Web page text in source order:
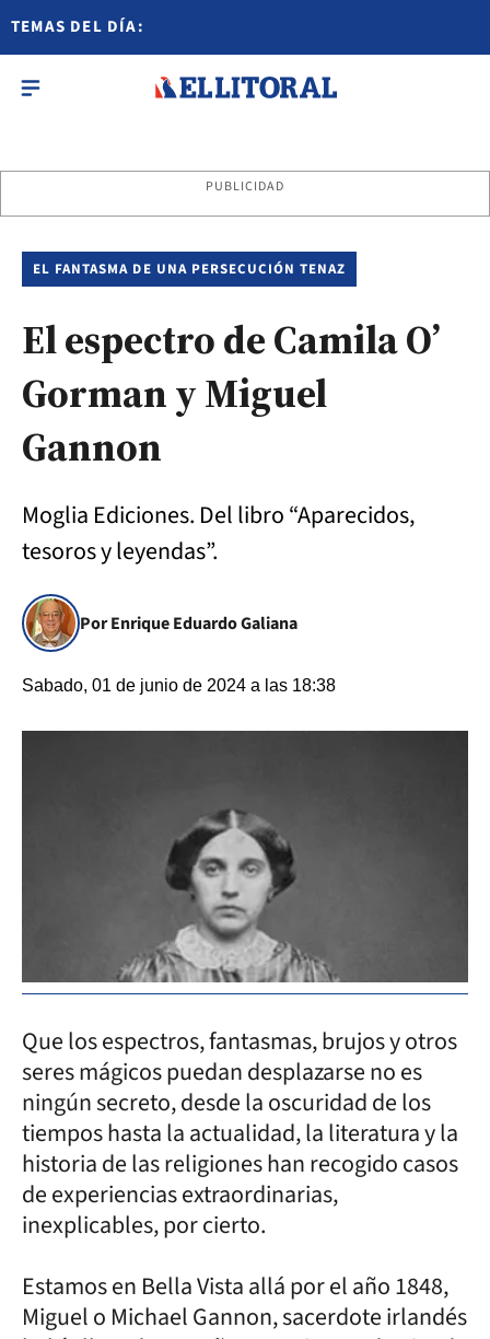
TEMAS DEL DÍA:
PUBLICIDAD
EL FANTASMA DE UNA PERSECUCIÓN TENAZ
El espectro de Camila O’
Gorman y Miguel
Gannon
Moglia Ediciones. Del libro “Aparecidos,
tesoros y leyendas”.
Por Enrique Eduardo Galiana
Sabado, 01 de junio de 2024 a las 18:38
Que los espectros, fantasmas, brujos y otros
seres mágicos puedan desplazarse no es
ningún secreto, desde la oscuridad de los
tiempos hasta la actualidad, la literatura y la
historia de las religiones han recogido casos
de experiencias extraordinarias,
inexplicables, por cierto.
Estamos en Bella Vista allá por el año 1848,
Miguel o Michael Gannon, sacerdote irlandés